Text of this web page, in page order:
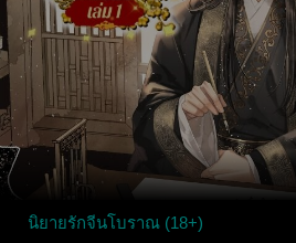
นิยายรักจีนโบราณ (18+)